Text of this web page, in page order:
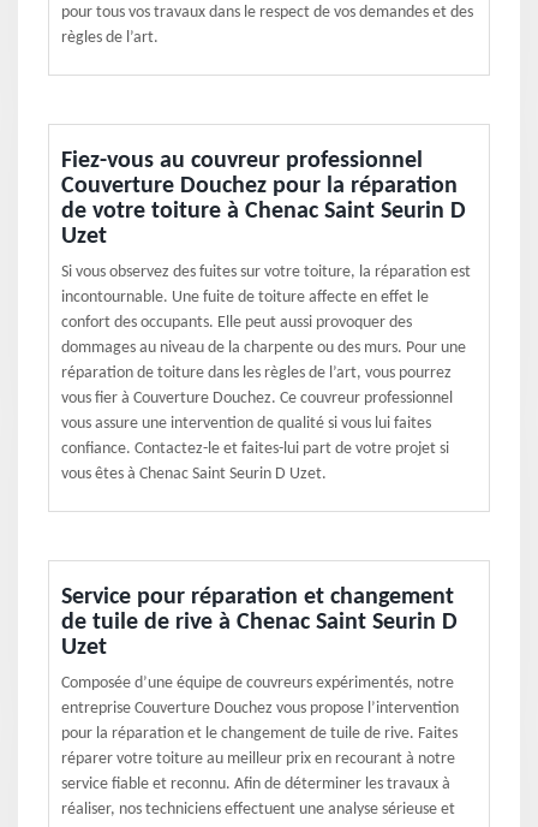
pour tous vos travaux dans le respect de vos demandes et des
règles de l’art.
Fiez-vous au couvreur professionnel
Couverture Douchez pour la réparation
de votre toiture à Chenac Saint Seurin D
Uzet
Si vous observez des fuites sur votre toiture, la réparation est
incontournable. Une fuite de toiture affecte en effet le
confort des occupants. Elle peut aussi provoquer des
dommages au niveau de la charpente ou des murs. Pour une
réparation de toiture dans les règles de l’art, vous pourrez
vous fier à Couverture Douchez. Ce couvreur professionnel
vous assure une intervention de qualité si vous lui faites
confiance. Contactez-le et faites-lui part de votre projet si
vous êtes à Chenac Saint Seurin D Uzet.
Service pour réparation et changement
de tuile de rive à Chenac Saint Seurin D
Uzet
Composée d’une équipe de couvreurs expérimentés, notre
entreprise Couverture Douchez vous propose l’intervention
pour la réparation et le changement de tuile de rive. Faites
réparer votre toiture au meilleur prix en recourant à notre
service fiable et reconnu. Afin de déterminer les travaux à
réaliser, nos techniciens effectuent une analyse sérieuse et